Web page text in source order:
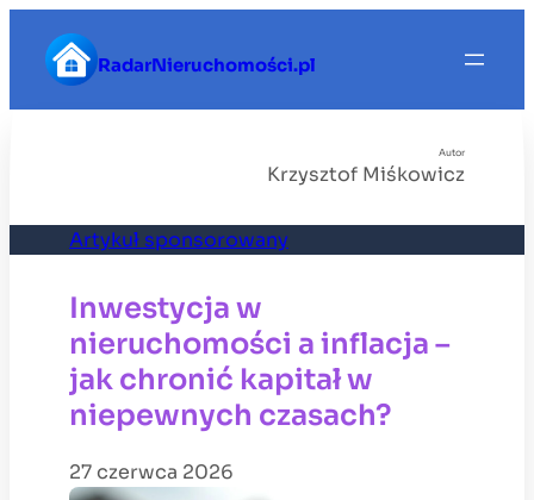
treści
RadarNieruchomości.pl
Autor
Krzysztof Miśkowicz
Artykuł sponsorowany
Inwestycja w
nieruchomości a inflacja –
jak chronić kapitał w
niepewnych czasach?
27 czerwca 2026